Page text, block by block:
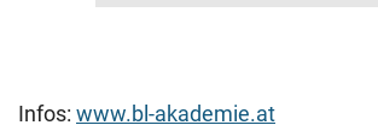
Infos: www.bl-akademie.at